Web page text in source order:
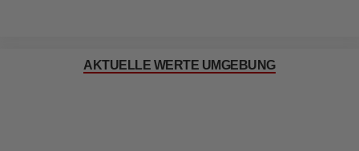
AKTUELLE WERTE UMGEBUNG